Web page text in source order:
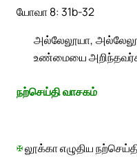
யோவா 8: 31b-32
அல்லேலூயா,
உண்மையை
நற்செய்தி வாசகம்
✠லூக்கா எழுதிய